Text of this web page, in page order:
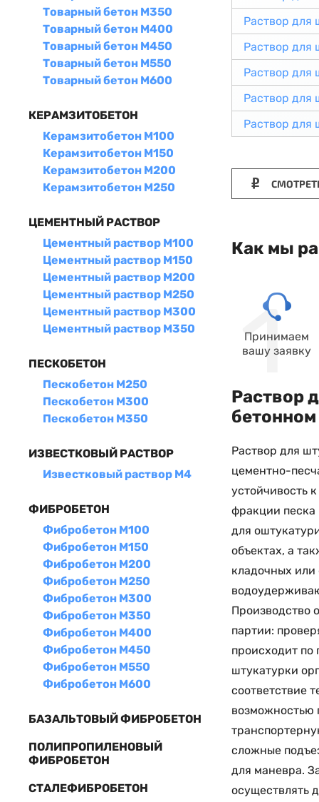
Товарный бетон М350
Товарный бетон М400
Товарный бетон М450
Товарный бетон М550
Товарный бетон М600
КЕРАМЗИТОБЕТОН
Керамзитобетон М100
Керамзитобетон М150
Керамзитобетон М200
Керамзитобетон М250
ЦЕМЕНТНЫЙ РАСТВОР
Цементный раствор М100
Цементный раствор М150
Цементный раствор М200
Цементный раствор М250
Цементный раствор М300
Цементный раствор М350
ПЕСКОБЕТОН
Пескобетон М250
Пескобетон М300
Пескобетон М350
ИЗВЕСТКОВЫЙ РАСТВОР
Известковый раствор М4
ФИБРОБЕТОН
Фибробетон М100
Фибробетон М150
Фибробетон М200
Фибробетон М250
Фибробетон М300
Фибробетон М350
Фибробетон М400
Фибробетон М450
Фибробетон М550
Фибробетон М600
БАЗАЛЬТОВЫЙ ФИБРОБЕТОН
ПОЛИПРОПИЛЕНОВЫЙ
ФИБРОБЕТОН
СТАЛЕФИБРОБЕТОН
Раствор для
Раствор для
Раствор для
Раствор для
Раствор для
Как мы
Принимаем
вашу заявку
Раствор
бетонном
Раствор для
цементно-
устойчивость
фракции песка
для
объектах, а
кладочных
Производство
партии:
происходит по
штукатурки
соответствие
возможностью
сложные
для маневра.
осуществлять